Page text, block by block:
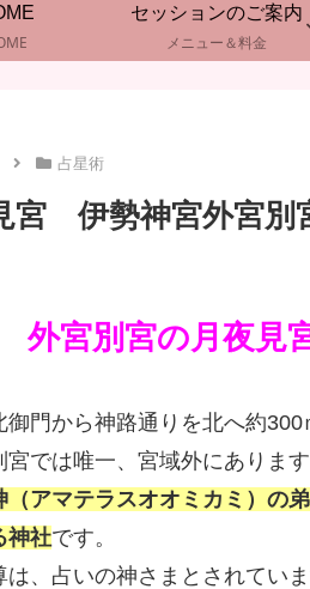
セッションのご案内
メニュー＆料金
占星術
宮 伊勢神宮外宮別
外宮別宮の月夜見
御門から神路通りを北へ約
宮では唯一、宮域外にあります
（アマテラスオオミカミ）の
神社です。
は、占いの神さまとされてい